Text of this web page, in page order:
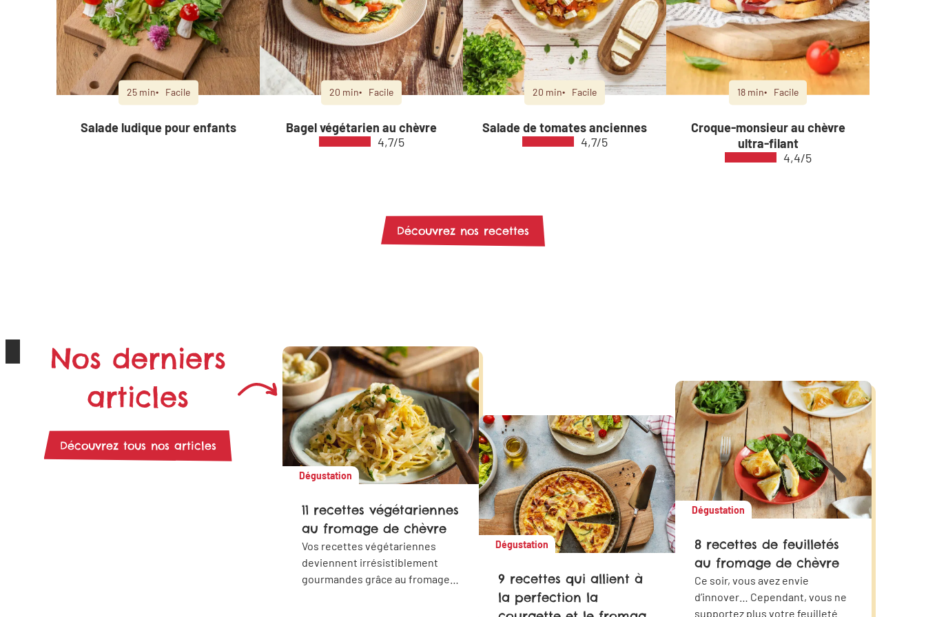
25 min Facile
Salade ludique pour enfants
20 min Facile
Bagel végétarien au chèvre
4,7/5
20 min Facile
Salade de tomates anciennes
4,7/5
18 min Facile
Croque-monsieur au chèvre
ultra-filant
4,4/5
Découvrez nos recettes
Nos derniers
articles
Découvrez tous nos articles
Dégustation
11 recettes végétariennes
au fromage de chèvre
Vos recettes végétariennes
deviennent irrésistiblement
gourmandes grâce au fromage
Dégustation
9 recettes qui allient à
la perfection la
Dégustation
8 recettes de feuilletés
au fromage de chèvre
Ce soir, vous avez envie
d’innover… Cependant, vous ne
supportez plus votre feuilleté au